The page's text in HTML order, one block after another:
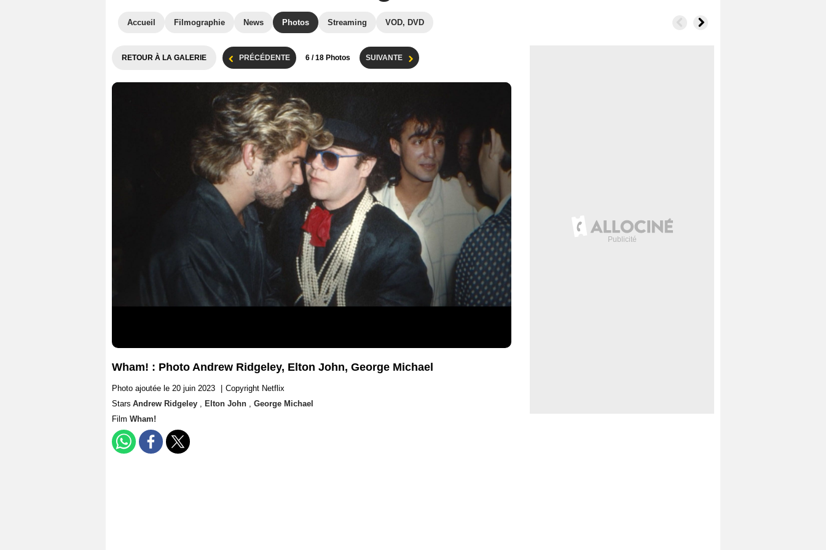
Accueil Filmographie News Photos Streaming VOD, DVD
RETOUR À LA GALERIE PRÉCÉDENTE 6 / 18 Photos SUIVANTE
Wham! : Photo Andrew Ridgeley, Elton John, George Michael
Photo ajoutée le 20 juin 2023
Copyright Netflix
Stars Andrew Ridgeley , Elton John , George Michael
Film Wham!